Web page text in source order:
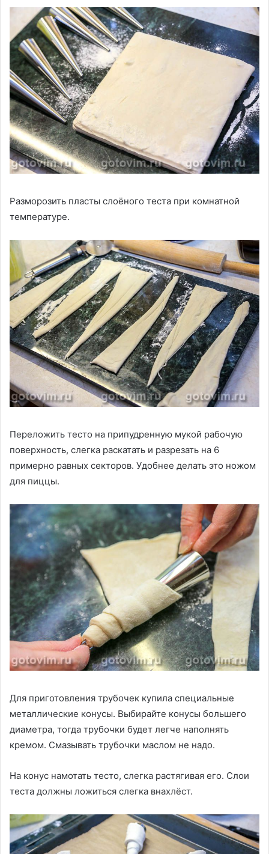
Разморозить пласты слоёного теста при комнатной
температуре.
Переложить тесто на припудренную мукой рабочую
поверхность, слегка раскатать и разрезать на 6
примерно равных секторов. Удобнее делать это ножом
для пиццы.
Для приготовления трубочек купила специальные
металлические конусы. Выбирайте конусы большего
диаметра, тогда трубочки будет легче наполнять
кремом. Смазывать трубочки маслом не надо.
На конус намотать тесто, слегка растягивая его. Слои
теста должны ложиться слегка внахлёст.